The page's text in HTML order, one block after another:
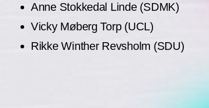
Anne Stokkedal Linde (SDMK)
Vicky Møberg Torp (UCL)
Rikke Winther Revsholm (SDU)